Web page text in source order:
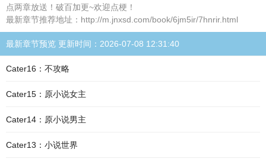
点两章放送！破百加更~欢迎点梗！
最新章节推荐地址：http://m.jnxsd.com/book/6jm5ir/7hnrir.html
最新章节预览 更新时间：2026-07-08 12:31:40
Cater16：不攻略
Cater15：原小说女主
Cater14：原小说男主
Cater13：小说世界